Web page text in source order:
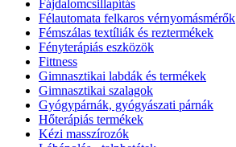
Fájdalomcsillapítás
Félautomata felkaros vérnyomásmérők
Fémszálas textíliák és reztermékek
Fényterápiás eszközök
Fittness
Gimnasztikai labdák és termékek
Gimnasztikai szalagok
Gyógypárnák, gyógyászati párnák
Hőterápiás termékek
Kézi masszírozók